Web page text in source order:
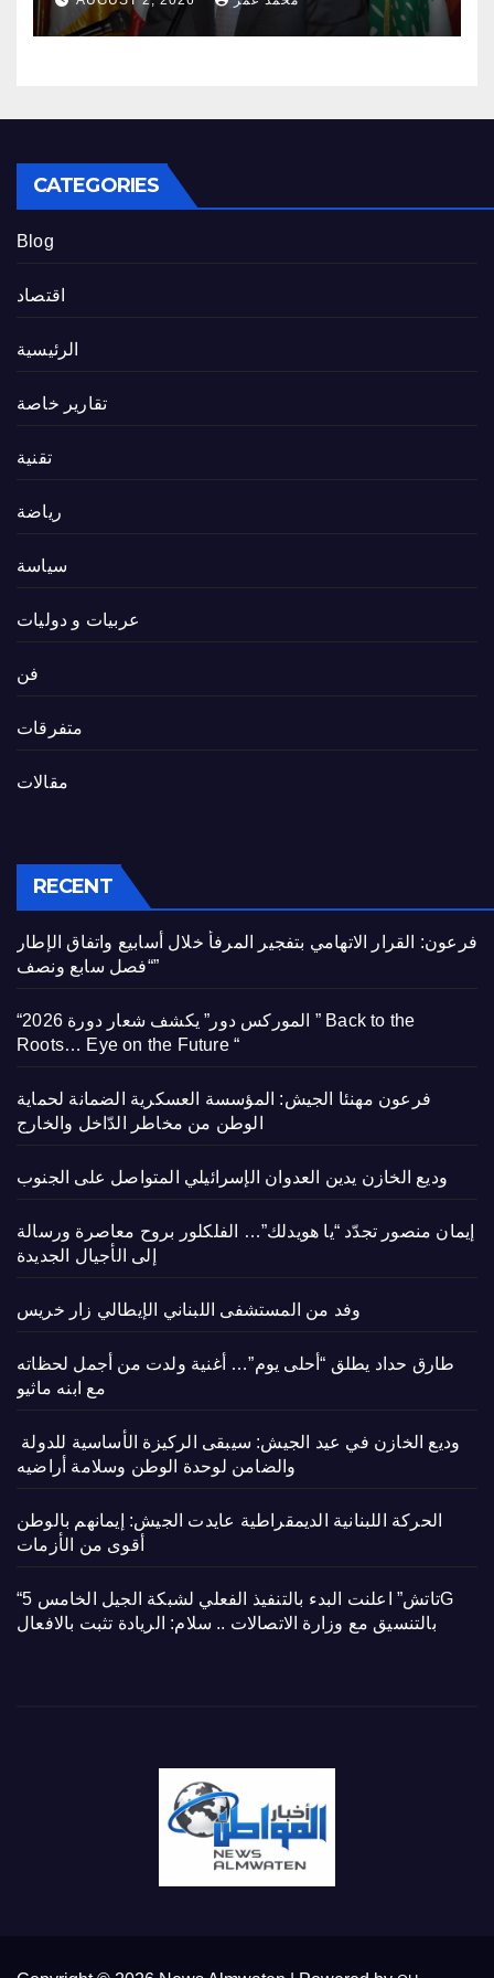
CATEGORIES
Blog
اقتصاد
الرئيسية
تقارير خاصة
تقنية
رياضة
سياسة
عربيات و دوليات
فن
متفرقات
مقالات
RECENT
فرعون: القرار الاتهامي بتفجير المرفأ خلال أسابيع واتفاق الإطار
“فصل سابع ونصف”
“الموركس دور” يكشف شعار دورة 2026 ” Back to the
Roots… Eye on the Future “
فرعون مهنئا الجيش: المؤسسة العسكرية الضمانة لحماية
الوطن من مخاطر الدّاخل والخارج
وديع الخازن يدين العدوان الإسرائيلي المتواصل على الجنوب
إيمان منصور تجدّد “يا هويدلك”… الفلكلور بروح معاصرة ورسالة
إلى الأجيال الجديدة
وفد من المستشفى اللبناني الإيطالي زار خريس
طارق حداد يطلق “أحلى يوم”… أغنية ولدت من أجمل لحظاته
مع ابنه ماثيو
والضامن لوحدة الوطن وسلامة أراضيه
الحركة اللبنانية الديمقراطية عايدت الجيش: إيمانهم بالوطن
أقوى من الأزمات
“تاتش” اعلنت البدء بالتنفيذ الفعلي لشبكة الجيل الخامس 5G
بالتنسيق مع وزارة الاتصالات .. سلام: الريادة تثبت بالافعال